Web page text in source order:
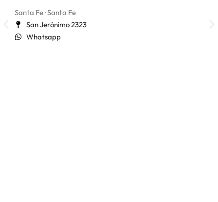
Santa Fe · Santa Fe
San Jerónimo 2323
Whatsapp